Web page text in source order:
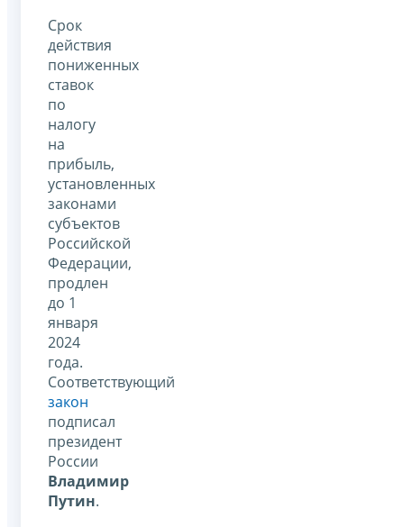
Срок
действия
пониженных
ставок
по
налогу
на
прибыль,
установленных
законами
субъектов
Российской
Федерации,
продлен
до 1
января
2024
года.
Соответствующий
закон
подписал
президент
России
Владимир
Путин.